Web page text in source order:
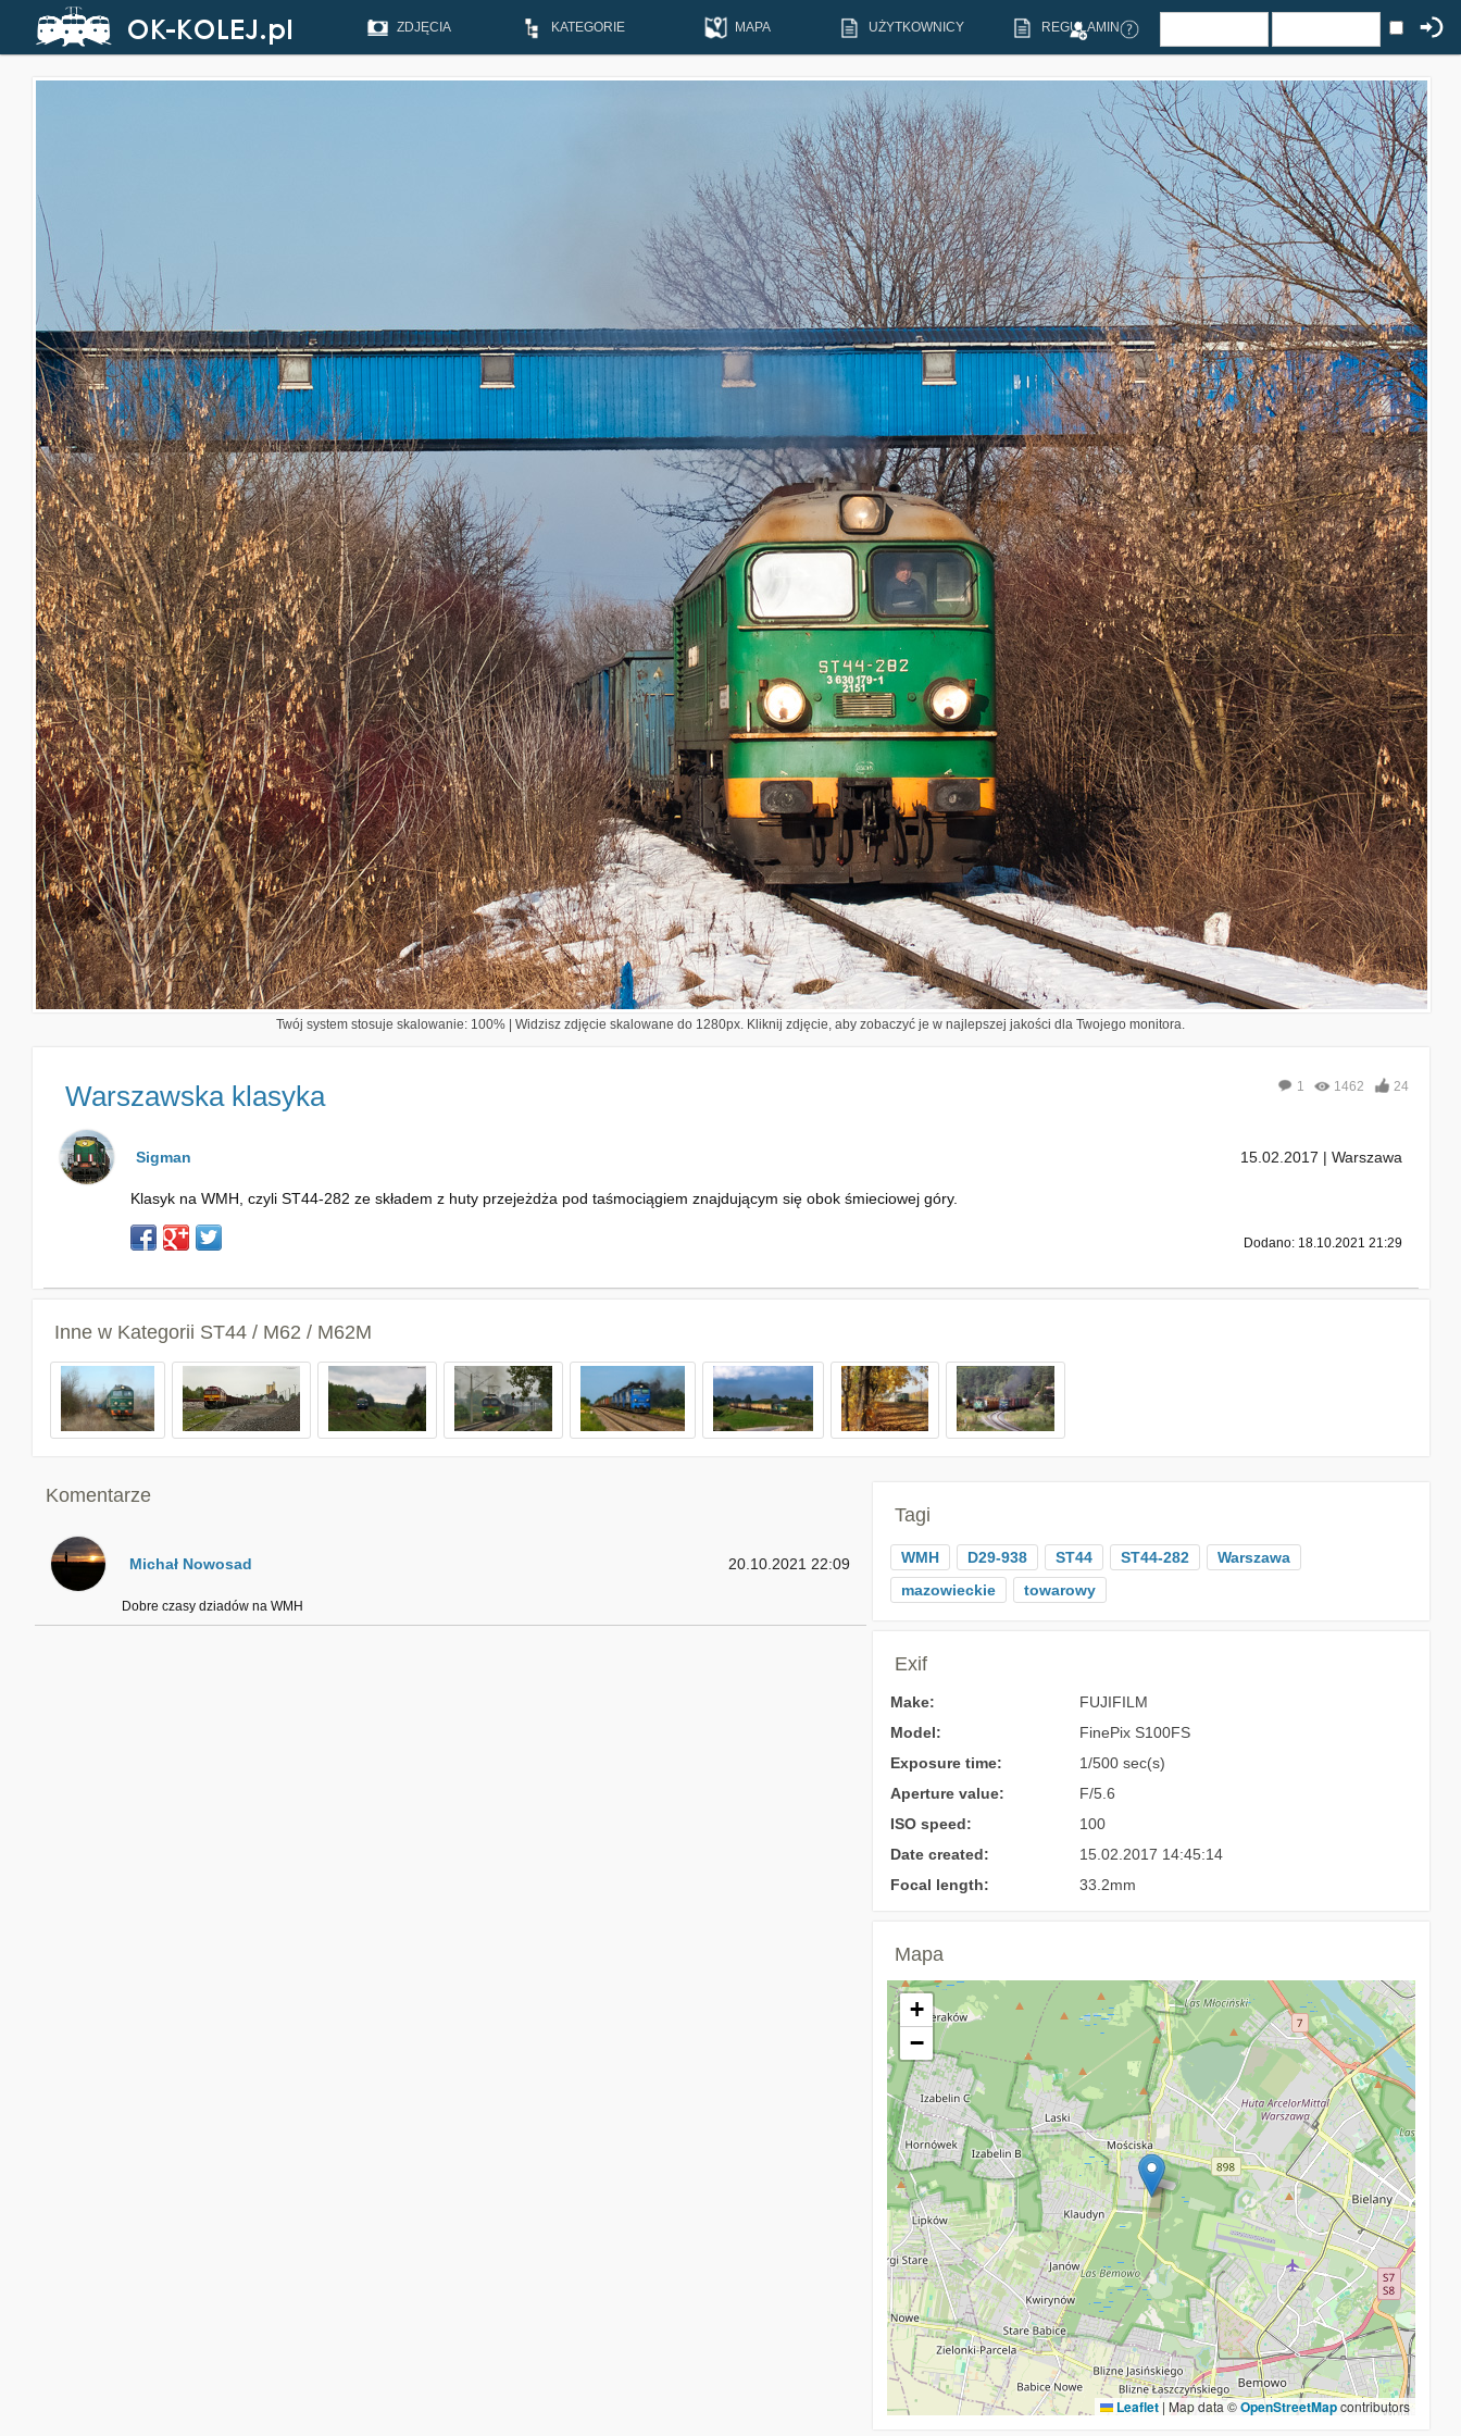
ZDJĘCIA KATEGORIE MAPA UŻYTKOWNICY REGULAMIN
Twój system stosuje skalowanie: 100% | Widzisz zdjęcie skalowane do 1280px. Kliknij zdjęcie, aby zobaczyć je w najlepszej jakości dla Twojego monitora.
Warszawska klasyka 1 1462 24
Sigman 15.02.2017 | Warszawa
Klasyk na WMH, czyli ST44-282 ze składem z huty przejeżdża pod taśmociągiem znajdującym się obok śmieciowej góry.
Dodano: 18.10.2021 21:29
Inne w Kategorii ST44 / M62 / M62M
Komentarze
Michał Nowosad 20.10.2021 22:09
Dobre czasy dziadów na WMH
Tagi
WMH D29-938 ST44 ST44-282
Warszawa
mazowieckie
towarowy
Exif
Make:
FUJIFILM
Model:
FinePix S100FS
Exposure time:
1/500 sec(s)
Aperture value:
F/5.6
ISO speed:
100
Date created:
15.02.2017 14:45:14
Focal length:
33.2mm
Mapa
+
−
Leaflet | Map data ©OpenStreetMapcontributors